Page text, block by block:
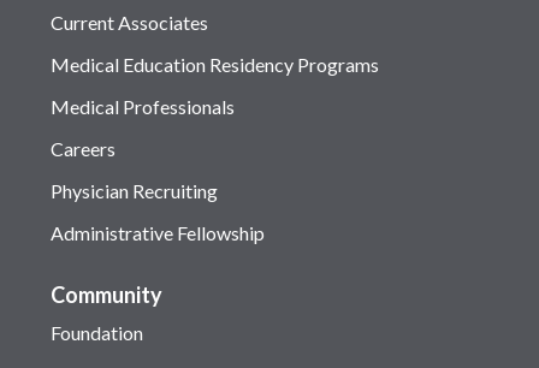
Current Associates
Medical Education Residency Programs
Medical Professionals
Careers
Physician Recruiting
Administrative Fellowship
Community
Foundation